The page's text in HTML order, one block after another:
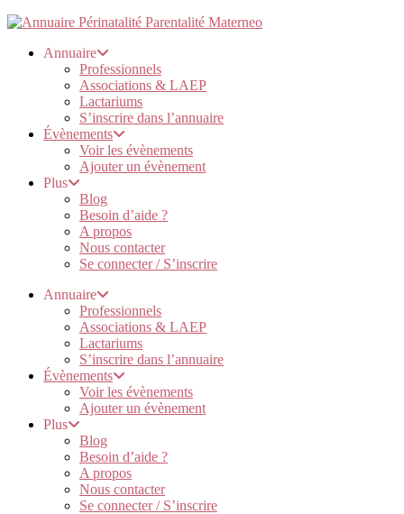
Annuaire
Professionnels
Associations & LAEP
Lactariums
S’inscrire dans l’annuaire
Évènements
Voir les évènements
Ajouter un évènement
Plus
Blog
Besoin d’aide ?
A propos
Nous contacter
Se connecter / S’inscrire
Annuaire
Professionnels
Associations & LAEP
Lactariums
S’inscrire dans l’annuaire
Évènements
Voir les évènements
Ajouter un évènement
Plus
Blog
Besoin d’aide ?
A propos
Nous contacter
Se connecter / S’inscrire